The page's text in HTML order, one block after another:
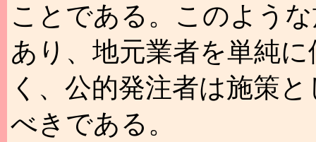
ことである。このよう
あり、地元業者を単純
く、公的発注者は施策
べきである。